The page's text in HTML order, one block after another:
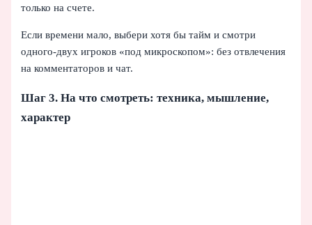
только на счете.
Если времени мало, выбери хотя бы тайм и смотри
одного-двух игроков «под микроскопом»: без отвлечения
на комментаторов и чат.
Шаг 3. На что смотреть: техника, мышление,
характер